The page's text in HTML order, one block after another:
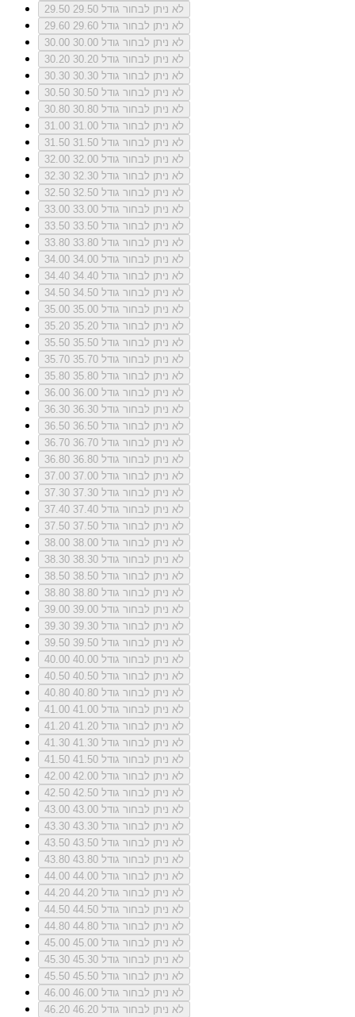
29.50
לא ניתן לבחור גודל 29.50
29.60
לא ניתן לבחור גודל 29.60
30.00
לא ניתן לבחור גודל 30.00
30.20
לא ניתן לבחור גודל 30.20
30.30
לא ניתן לבחור גודל 30.30
30.50
לא ניתן לבחור גודל 30.50
30.80
לא ניתן לבחור גודל 30.80
31.00
לא ניתן לבחור גודל 31.00
31.50
לא ניתן לבחור גודל 31.50
32.00
לא ניתן לבחור גודל 32.00
32.30
לא ניתן לבחור גודל 32.30
32.50
לא ניתן לבחור גודל 32.50
33.00
לא ניתן לבחור גודל 33.00
33.50
לא ניתן לבחור גודל 33.50
33.80
לא ניתן לבחור גודל 33.80
34.00
לא ניתן לבחור גודל 34.00
34.40
לא ניתן לבחור גודל 34.40
34.50
לא ניתן לבחור גודל 34.50
35.00
לא ניתן לבחור גודל 35.00
35.20
לא ניתן לבחור גודל 35.20
35.50
לא ניתן לבחור גודל 35.50
35.70
לא ניתן לבחור גודל 35.70
35.80
לא ניתן לבחור גודל 35.80
36.00
לא ניתן לבחור גודל 36.00
36.30
לא ניתן לבחור גודל 36.30
36.50
לא ניתן לבחור גודל 36.50
36.70
לא ניתן לבחור גודל 36.70
36.80
לא ניתן לבחור גודל 36.80
37.00
לא ניתן לבחור גודל 37.00
37.30
לא ניתן לבחור גודל 37.30
37.40
לא ניתן לבחור גודל 37.40
37.50
לא ניתן לבחור גודל 37.50
38.00
לא ניתן לבחור גודל 38.00
38.30
לא ניתן לבחור גודל 38.30
38.50
לא ניתן לבחור גודל 38.50
38.80
לא ניתן לבחור גודל 38.80
39.00
לא ניתן לבחור גודל 39.00
39.30
לא ניתן לבחור גודל 39.30
39.50
לא ניתן לבחור גודל 39.50
40.00
לא ניתן לבחור גודל 40.00
40.50
לא ניתן לבחור גודל 40.50
40.80
לא ניתן לבחור גודל 40.80
41.00
לא ניתן לבחור גודל 41.00
41.20
לא ניתן לבחור גודל 41.20
41.30
לא ניתן לבחור גודל 41.30
41.50
לא ניתן לבחור גודל 41.50
42.00
לא ניתן לבחור גודל 42.00
42.50
לא ניתן לבחור גודל 42.50
43.00
לא ניתן לבחור גודל 43.00
43.30
לא ניתן לבחור גודל 43.30
43.50
לא ניתן לבחור גודל 43.50
43.80
לא ניתן לבחור גודל 43.80
44.00
לא ניתן לבחור גודל 44.00
44.20
לא ניתן לבחור גודל 44.20
44.50
לא ניתן לבחור גודל 44.50
44.80
לא ניתן לבחור גודל 44.80
45.00
לא ניתן לבחור גודל 45.00
45.30
לא ניתן לבחור גודל 45.30
45.50
לא ניתן לבחור גודל 45.50
46.00
לא ניתן לבחור גודל 46.00
46.20
לא ניתן לבחור גודל 46.20